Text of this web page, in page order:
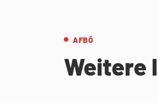
AFBÖ
Weitere